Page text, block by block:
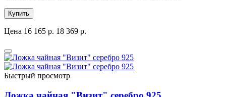
Купить
Цена 16 165 р. 18 369 р.
Быстрый просмотр